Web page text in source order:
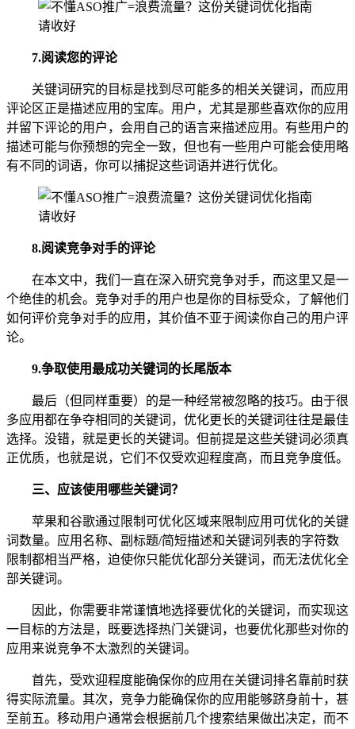
7.阅读您的评论
关键词研究的目标是找到尽可能多的相关关键词，而应用
评论区正是描述应用的宝库。用户，尤其是那些喜欢你的应用
并留下评论的用户，会用自己的语言来描述应用。有些用户的
描述可能与你预想的完全一致，但也有一些用户可能会使用略
有不同的词语，你可以捕捉这些词语并进行优化。
8.阅读竞争对手的评论
在本文中，我们一直在深入研究竞争对手，而这里又是一
个绝佳的机会。竞争对手的用户也是你的目标受众，了解他们
如何评价竞争对手的应用，其价值不亚于阅读你自己的用户评
论。
9.争取使用最成功关键词的长尾版本
最后（但同样重要）的是一种经常被忽略的技巧。由于很
多应用都在争夺相同的关键词，优化更长的关键词往往是最佳
选择。没错，就是更长的关键词。但前提是这些关键词必须真
正优质，也就是说，它们不仅受欢迎程度高，而且竞争度低。
三、 应该使用哪些关键词？
苹果和谷歌通过限制可优化区域来限制应用可优化的关键
词数量。应用名称、副标题/简短描述和关键词列表的字符数
限制都相当严格，迫使你只能优化部分关键词，而无法优化全
部关键词。
因此，你需要非常谨慎地选择要优化的关键词，而实现这
一目标的方法是，既要选择热门关键词，也要优化那些对你的
应用来说竞争不太激烈的关键词。
首先，受欢迎程度能确保你的应用在关键词排名靠前时获
得实际流量。其次，竞争力能确保你的应用能够跻身前十，甚
至前五。移动用户通常会根据前几个搜索结果做出决定，而不